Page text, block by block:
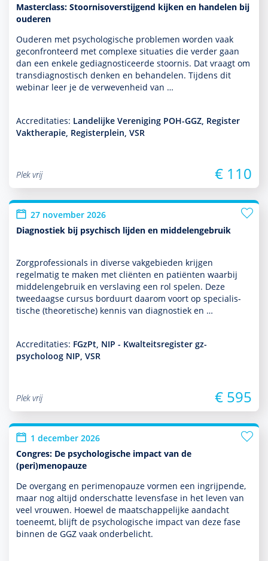
Masterclass: Stoornisoverstijgend kijken en handelen bij
ouderen
Ouderen met psycho­logische pro­ble­men worden vaak
gecon­fron­teerd met complexe situaties die verder gaan
dan een enkele gediag­nos­ticeerde stoor­nis. Dat vraagt om
transdiag­nos­tisch denken en behan­delen. Tijdens dit
webinar leer je de verwevenheid van …
Accreditaties: Landelijke Vereniging POH-GGZ, Register
Vaktherapie, Registerplein, VSR
Plek vrij € 110
27 november 2026
Diagnostiek bij psychisch lijden en middelengebruik
Zorgprofessionals in diverse vakgebieden krijgen
regelmatig te maken met cliënten en patiënten waarbij
mid­delen­ge­bruik en ver­sla­ving een rol spelen. Deze
tweedaagse cursus borduurt daarom voort op specialis­
tische (theore­tische) kennis van diag­nos­tiek en …
Accreditaties: FGzPt, NIP - Kwalteitsregister gz-
psycholoog NIP, VSR
Plek vrij € 595
1 december 2026
Congres: De psychologische impact van de
(peri)menopauze
De overgang en perimenopauze vormen een ingrijpende,
maar nog altijd onderschatte levensfase in het leven van
veel vrouwen. Hoewel de maat­schappe­lijke aan­dacht
toeneemt, blijft de psycho­logische impact van deze fase
binnen de GGZ vaak onderbelicht.